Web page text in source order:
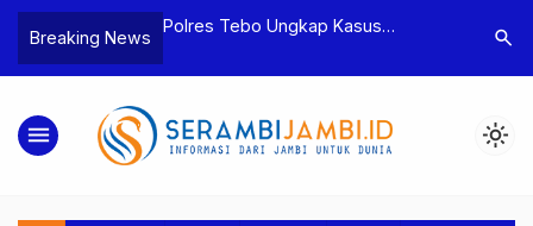
Breaking News
BPD, Polres
Tersangka
Polres Tebo Ungkap Kasus
Dua Pelaku Pengeroyokan di Sumay
Terkait
Kakanwil
search
menu light_mode